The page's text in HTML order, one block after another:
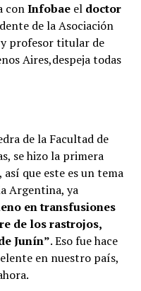
conInfobaeel doctor
de la Asociación
profesor titular de
Aires,despeja todas
de la Facultad de
se hizo la primera
que este es un tema
Argentina, ya
en transfusiones
de los rastrojos,
Junín”. Eso fue hace
en nuestro país,